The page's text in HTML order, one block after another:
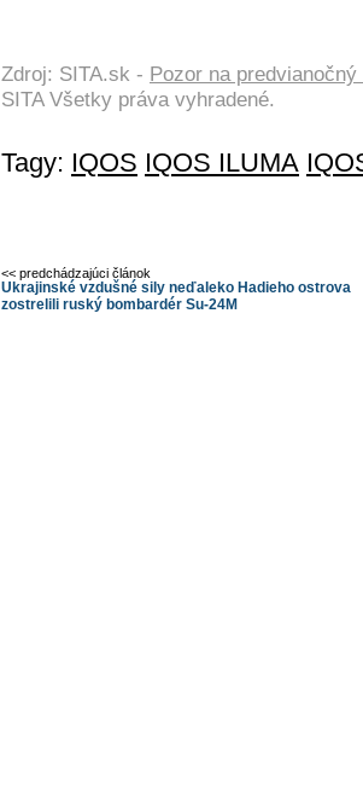
Zdroj: SITA.sk - Pozor na
SITA Všetky práva vyhradené.
Tagy: IQOS IQOS ILUMA
<< predchádzajúci článok
Ukrajinské vzdušné sily neďaleko Hadieho ostrova
zostrelili ruský bombardér Su-24M